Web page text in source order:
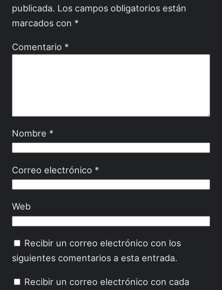
publicada. Los campos obligatorios están
marcados con *
Comentario *
Nombre *
Correo electrónico *
Web
Recibir un correo electrónico con los
siguientes comentarios a esta entrada.
Recibir un correo electrónico con cada